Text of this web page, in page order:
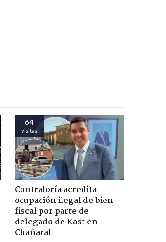
64
visitas
Contraloría acredita
ocupación ilegal de bien
fiscal por parte de
delegado de Kast en
Chañaral